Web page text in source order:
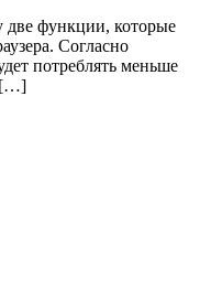
две функции, которые
Согласно
потреблять меньше
[…]